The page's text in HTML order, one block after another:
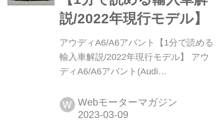
説/2022年現行モデル】
アウディA6/A6アバント【1分で読める
輸入車解説/2022年現行モデル】 アウ
ディA6/A6アバント(Audi
バント含む現行モデル発表日:2019年3
月12日車両価格:779万円〜1827万円
W Webモーターマガジン